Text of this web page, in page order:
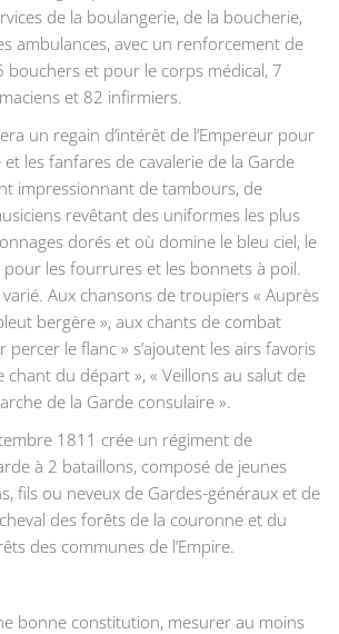
de la boulangerie, de la boucherie,
ambulances, avec un renforcement de
bouchers et pour le corps médical, 7
et 82 infirmiers.
un regain d’intérêt de l’Empereur pour
les fanfares de cavalerie de la Garde
impressionnant de tambours, de
revêtant des uniformes les plus
dorés et où domine le bleu ciel, le
pour les fourrures et les bonnets à poil.
Aux chansons de troupiers « Auprès
bergère », aux chants de combat
percer le flanc » s’ajoutent les airs favoris
chant du départ », « Veillons au salut de
de la Garde consulaire ».
1811 crée un régiment de
à 2 bataillons, composé de jeunes
fils ou neveux de Gardes-généraux et de
des forêts de la couronne et du
des communes de l’Empire.
bonne constitution, mesurer au moins